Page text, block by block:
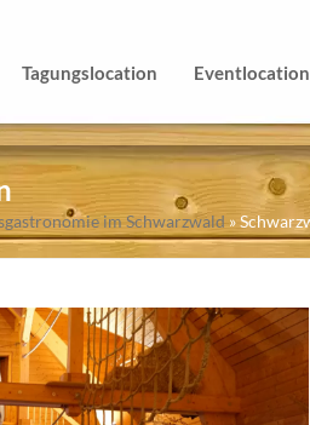
Tagungslocation Eventlocation
im Schwarzwald »